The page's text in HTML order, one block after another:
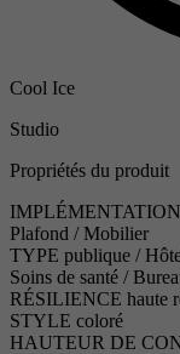
Cool Ice
Studio
Propriétés du produit
IMPLÉMENTATION
Plafond / Mobilier
TYPE publique /
Soins de santé /
RÉSILIENCE haute
STYLE coloré
HAUTEUR DE